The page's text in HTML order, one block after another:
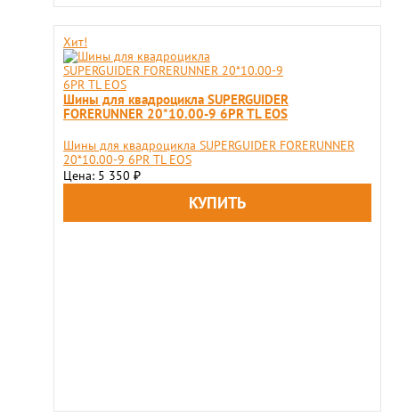
Хит!
Шины для квадроцикла SUPERGUIDER
FORERUNNER 20*10.00-9 6PR TL EOS
Шины для квадроцикла SUPERGUIDER FORERUNNER
20*10.00-9 6PR TL EOS
Цена: 5 350 ₽